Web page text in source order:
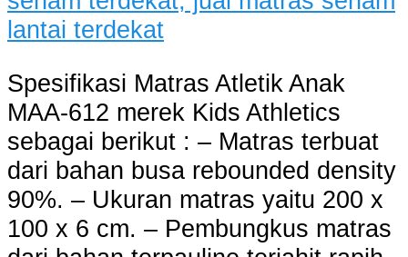
Spesifikasi Matras Atletik Anak
MAA-612 merek Kids Athletics
sebagai berikut : – Matras terbuat
dari bahan busa rebounded density
90%. – Ukuran matras yaitu 200 x
100 x 6 cm. – Pembungkus matras